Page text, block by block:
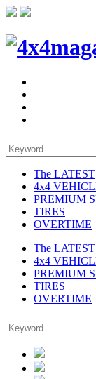
The LATEST
4x4
PREMIUM
TIRES
OVERTIME
The LATEST
4x4
PREMIUM
TIRES
OVERTIME